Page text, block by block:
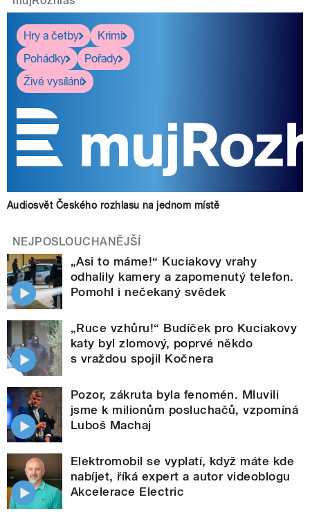
Hry a četby
Krimi
Pohádky
Pořady
Živé vysílání
Audiosvět Českého rozhlasu na jednom místě
NEJPOSLOUCHANĚJŠÍ
„Asi to máme!“ Kuciakovy vrahy
odhalily kamery a zapomenutý telefon.
Pomohl i nečekaný svědek
„Ruce vzhůru!“ Budíček pro Kuciakovy
katy byl zlomový, poprvé někdo
s vraždou spojil Kočnera
Pozor, zákruta byla fenomén. Mluvili
jsme k milionům posluchačů, vzpomíná
Luboš Machaj
Elektromobil se vyplatí, když máte kde
nabíjet, říká expert a autor videoblogu
Akcelerace Electric